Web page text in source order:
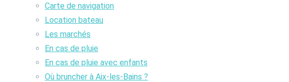
Carte de navigation
Location bateau
Les marchés
En cas de pluie
En cas de pluie avec enfants
Où bruncher à Aix-les-Bains ?